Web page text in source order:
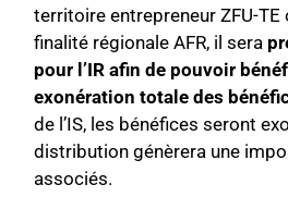
territoire entrepreneur ZFU-TE
finalité régionale AFR, il sera
pour l’IR afin de pouvoir
exonération totale des
de l’IS, les bénéfices seront
distribution génèrera une
associés.